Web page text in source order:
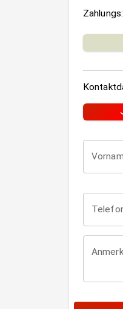
Zahlungs: